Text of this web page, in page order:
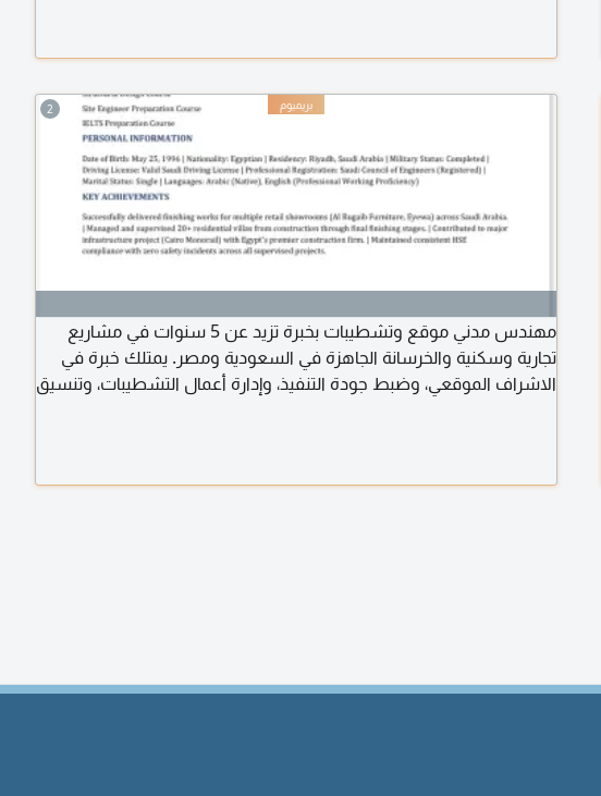
2
مهندس مدني موقع وتشطيبات بخبرة تزيد عن 5 سنوات في مشاريع
تجارية وسكنية والخرسانة الجاهزة في السعودية ومصر. يمتلك خبرة في
الاشراف الموقعي، وضبط جودة التنفيذ، وإدارة أعمال التشطيبات، وتنسيق